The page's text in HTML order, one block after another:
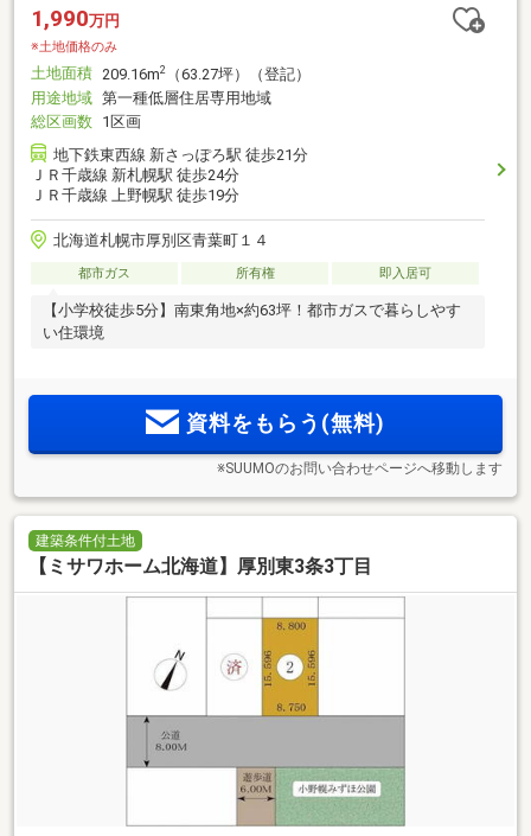
1,990万円
※土地価格のみ
土地面積 209.16m2
（63.27坪）（登記）
用途地域 第一種低層住居専用地域
総区画数 1区画
地下鉄東西線 新さっぽろ駅 徒歩21分
ＪＲ千歳線 新札幌駅 徒歩24分
ＪＲ千歳線 上野幌駅 徒歩19分
北海道札幌市厚別区青葉町１４
都市ガス 所有権 即入居可
【小学校徒歩5分】南東角地×約63坪！都市ガスで暮らしやす
い住環境
資料をもらう(無料)
※SUUMOのお問い合わせページへ移動します
建築条件付土地
【ミサワホーム北海道】厚別東3条3丁目